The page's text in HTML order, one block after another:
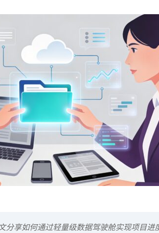
享如何通过轻量级数据驾驶舱实现项目